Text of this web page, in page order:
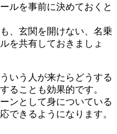
ルを事前に決めておくと
、玄関を開けない、名乗
を共有しておきましょ
いう人が来たらどうする
ることも効果的です。
ンとして身についている
できるようになります。